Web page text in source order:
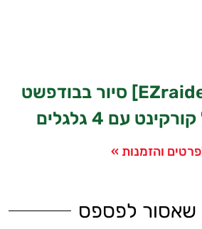
איזי ריידר [EZraider] סיור בבודפשט
עם 4 גלגלים
והזמנות »
שאסור לפספס